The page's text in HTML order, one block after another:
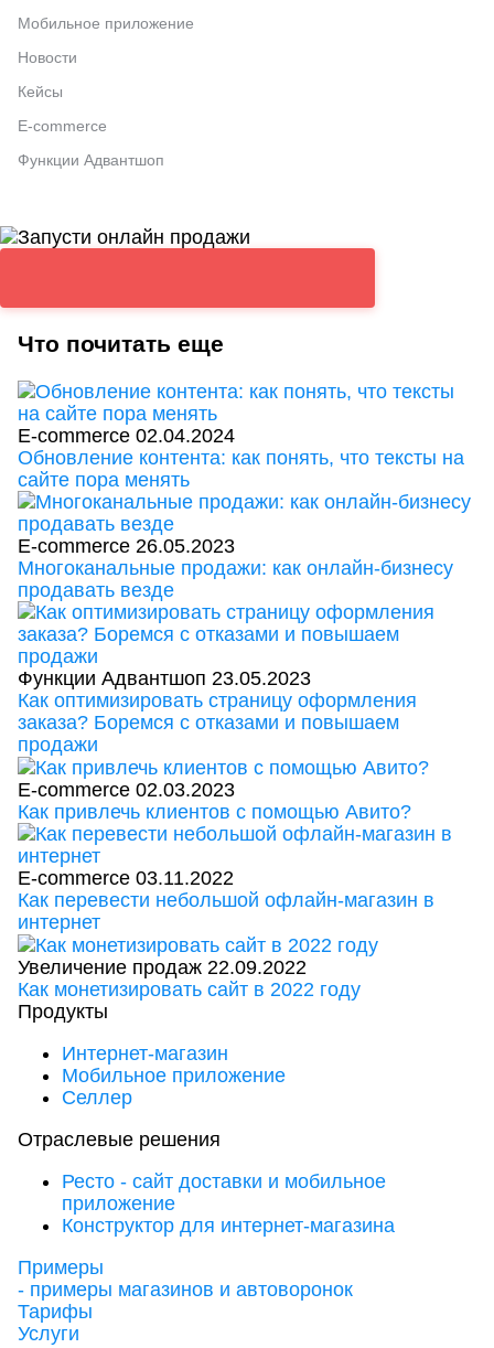
Мобильное приложение
Новости
Кейсы
E-commerce
Функции Адвантшоп
Что почитать еще
E-commerce 02.04.2024
Обновление контента: как понять, что тексты на
сайте пора менять
E-commerce 26.05.2023
Многоканальные продажи: как онлайн-бизнесу
продавать везде
Функции Адвантшоп 23.05.2023
Как оптимизировать страницу оформления
заказа? Боремся с отказами и повышаем
продажи
E-commerce 02.03.2023
Как привлечь клиентов с помощью Авито?
E-commerce 03.11.2022
Как перевести небольшой офлайн-магазин в
интернет
Увеличение продаж 22.09.2022
Как монетизировать сайт в 2022 году
Продукты
Интернет-магазин
Мобильное приложение
Селлер
Отраслевые решения
Ресто - сайт доставки и мобильное
приложение
Конструктор для интернет-магазина
Примеры
- примеры магазинов и автоворонок
Тарифы
Услуги